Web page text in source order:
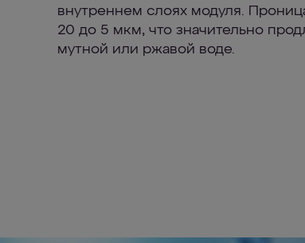
внутреннем слоях модуля.
20 до 5 мкм, что значительно
мутной или ржавой воде.